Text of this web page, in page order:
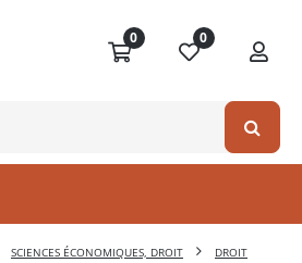
0 0
SCIENCES ÉCONOMIQUES, DROIT
DROIT